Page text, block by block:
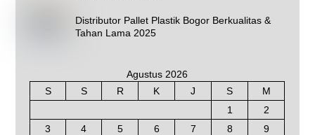
Distributor Pallet Plastik Bogor Berkualitas &
Tahan Lama 2025
Agustus 2026
S
S R K J S
M
1
2
3
4 5 6 7 8
9